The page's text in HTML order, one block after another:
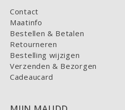
Contact
Maatinfo
Bestellen & Betalen
Retourneren
Bestelling wijzigen
Verzenden & Bezorgen
Cadeaucard